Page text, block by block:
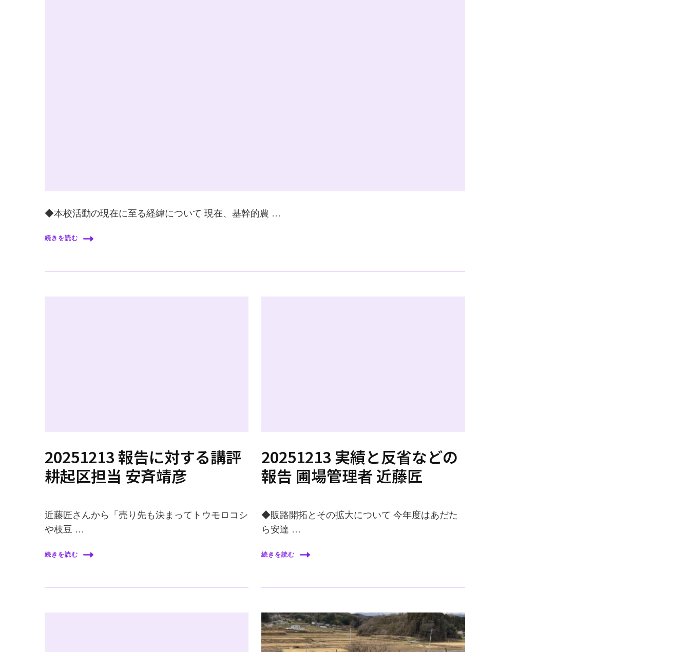
◆本校活動の現在に至る経緯について 現在、基幹的農 …
続きを読む
20251213 報告に対する講評
耕起区担当 安斉靖彦
近藤匠さんから「売り先も決まってトウモロコシ
や枝豆 …
続きを読む
20251213 実績と反省などの
報告 圃場管理者 近藤匠
◆販路開拓とその拡大について 今年度はあだた
ら安達 …
続きを読む